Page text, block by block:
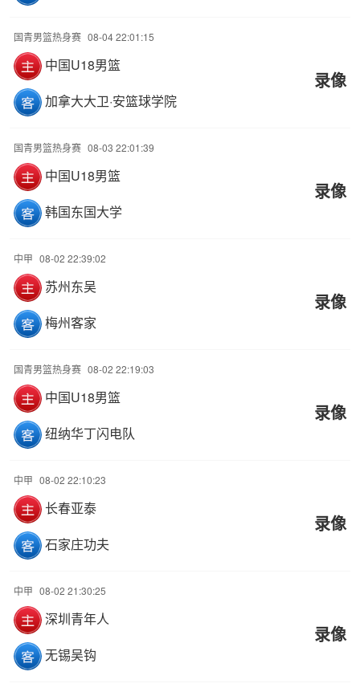
国青男篮热身赛 08-04 22:01:15
中国U18男篮
加拿大大卫·安篮球学院
录像
国青男篮热身赛 08-03 22:01:39
中国U18男篮
韩国东国大学
录像
中甲 08-02 22:39:02
苏州东吴
梅州客家
录像
国青男篮热身赛 08-02 22:19:03
中国U18男篮
纽纳华丁闪电队
录像
中甲 08-02 22:10:23
长春亚泰
石家庄功夫
录像
中甲 08-02 21:30:25
深圳青年人
无锡吴钩
录像